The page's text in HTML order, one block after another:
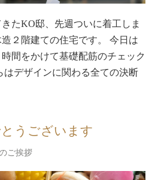
たKO邸、先週ついに着工しま
造２階建ての住宅です。 今日は
間をかけて基礎配筋のチェック
はデザインに関わる全ての決断
うございます
ご挨拶